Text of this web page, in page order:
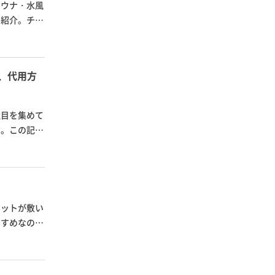
ナ・水風
介。チプ
代用方
を集めて
この記事
トが敷い
めなのが